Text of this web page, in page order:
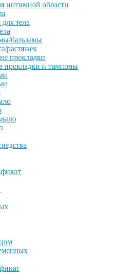
интимной области
тела
бальзамы
растяжек
прокладки
прокладки и тампоны